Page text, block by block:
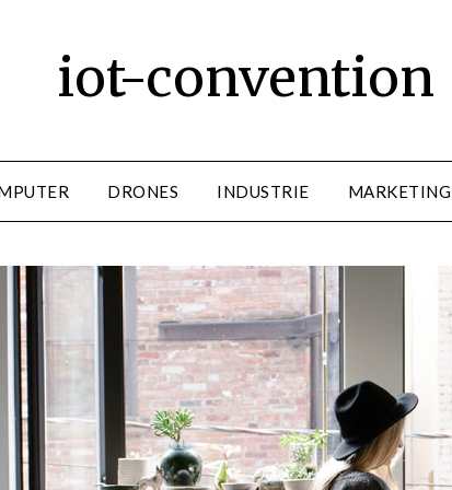
iot-convention
DRONES INDUSTRIE MARKETING